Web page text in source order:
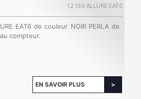
1.2 130 ALLURE EAT6
EAT6 de couleur NOIR PERLA de
compteur.
EN SAVOIR PLUS